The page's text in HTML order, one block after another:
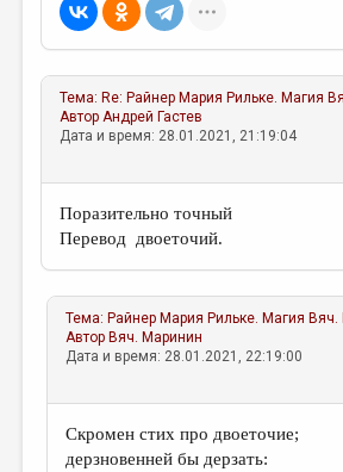
ТРЕДИАКОВСКИЙ
ВКОНТАКТЕ
Тема: Re: Райнер Мария Рильке. Магия
АвторАндрей Гастев
Дата и время: 28.01.2021, 21:19:04
Поразительно точный
Перевод двоеточий.
Тема: Райнер Мария Рильке. Магия Вяч.
Автор Вяч. Маринин
Дата и время: 28.01.2021, 22:19:00
Скромен стих про двоеточие;
дерзновенней бы дерзать: